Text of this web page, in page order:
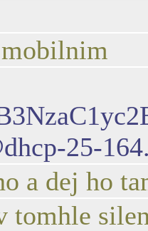
25-
a dej ho
tomhle